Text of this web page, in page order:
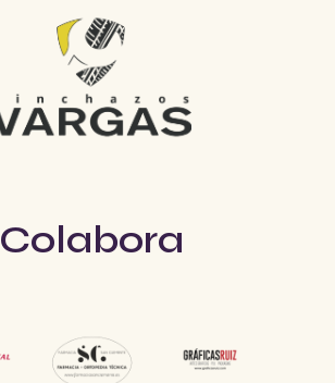
Colabora